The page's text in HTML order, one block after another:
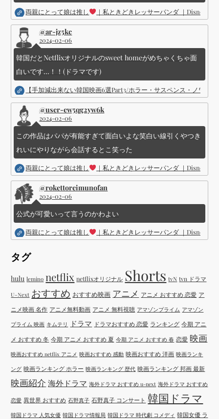
両親にとって娘は推し ｜私ときどきレッサーパンダ ｜Disney (
@ar-jz5kc
2024-02-06
韓国だとNetflixオリジナルのsweet homeがめちゃくちゃ面
白いです...！！(ドラマです)
【手加減出来ない韓国映画6選Part3/ホラー・サスペンス・ノワー
@user-ew5qg2yw6k
2024-02-06
この作品はパパが有能すぎて面白いよな笑白い線引くやつき
れいにやりながら会話するとこ笑った
両親にとって娘は推し ｜私ときどきレッサーパンダ ｜Disney (
@rokettoreimunofan
2024-02-06
公式が可愛いって言うのかわよい
両親にとって娘は推し ｜私ときどきレッサーパンダ ｜Disney (
タグ
hulu lemino netflix netflixオリジナル Shorts tvN tvn ドラマ
U-Next おすすめ おすすめ映画 アニメ アニメ おすすめ 恋愛 ア
ニメ映画 名作 アニメ無料動画 アニメ 無料視聴 アマゾンプライム アマゾン
プライム 映画 キムテリ ドラマ ドラマおすすめ 恋愛 ランキング 今期 アニ
メ おすすめ 冬 今期 アニメ おすすめ 夏 今期 アニメ おすすめ 春 恋愛 映画
映画おすすめ netflix アニメ 映画おすすめ 感動 映画おすすめ 洋画 映画ランキ
ング 映画ランキング ホラー 映画ランキング 歴代 映画ランキング 邦画 最新
映画紹介 海外ドラマ 海外ドラマ おすすめ u-next 海外ドラマ おすすめ
恋愛 異世界 おすすめ 石野真子 石野真子 コンサート 韓国ドラマ
韓国ドラマ 人気女優 韓国ドラマ情報局 韓国ドラマ 時代劇 コメディ 韓国女優 ラ